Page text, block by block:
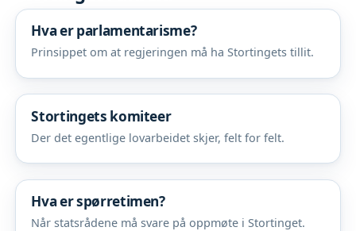
Hva er parlamentarisme?
Prinsippet om at regjeringen må ha Stortingets tillit.
Stortingets komiteer
Der det egentlige lovarbeidet skjer, felt for felt.
Hva er spørretimen?
Når statsrådene må svare på oppmøte i Stortinget.